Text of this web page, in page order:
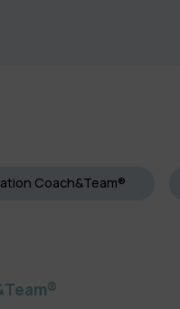
Coach&Team®